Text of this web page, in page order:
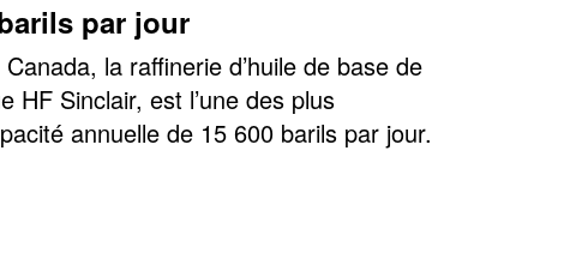
par jour
la raffinerie d’huile de base de
HF Sinclair, est l’une des plus
annuelle de 15 600 barils par jour.